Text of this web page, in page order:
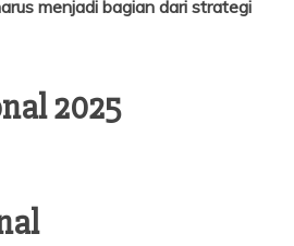
menjadi bagian dari strategi
2025